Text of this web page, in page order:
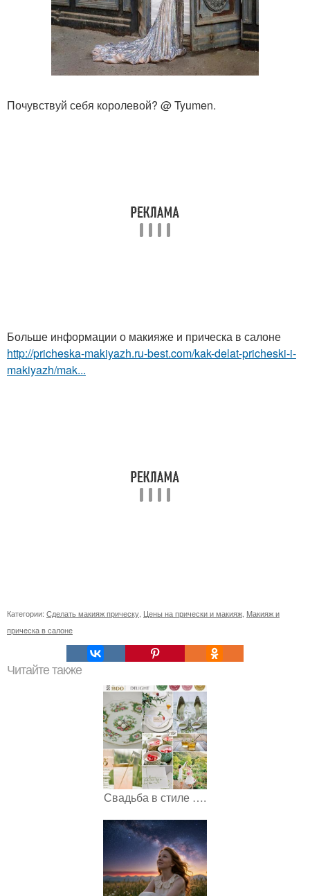
Почувствуй себя королевой? @ Tyumen.
Больше информации о макияже и прическа в салоне
http://pricheska-makiyazh.ru-best.com/kak-delat-pricheski-i-
makiyazh/mak...
Категории: Сделать макияж прическу Цены на прически и макияж Макияж и
прическа в салоне
Читайте также
Свадьба в стиле ….